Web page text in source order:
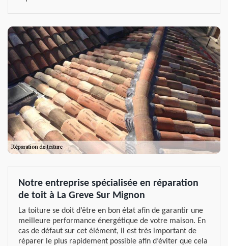
Notre entreprise spécialisée en réparation
de toit à La Greve Sur Mignon
La toiture se doit d’être en bon état afin de garantir une
meilleure performance énergétique de votre maison. En
cas de défaut sur cet élément, il est très important de
réparer le plus rapidement possible afin d’éviter que cela